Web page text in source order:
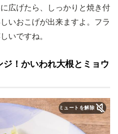
広げたら、しっかりと焼き付
いおこげが出来ますよ。フラ
いですね。
！かいわれ大根とミョウ
ミュートを解除